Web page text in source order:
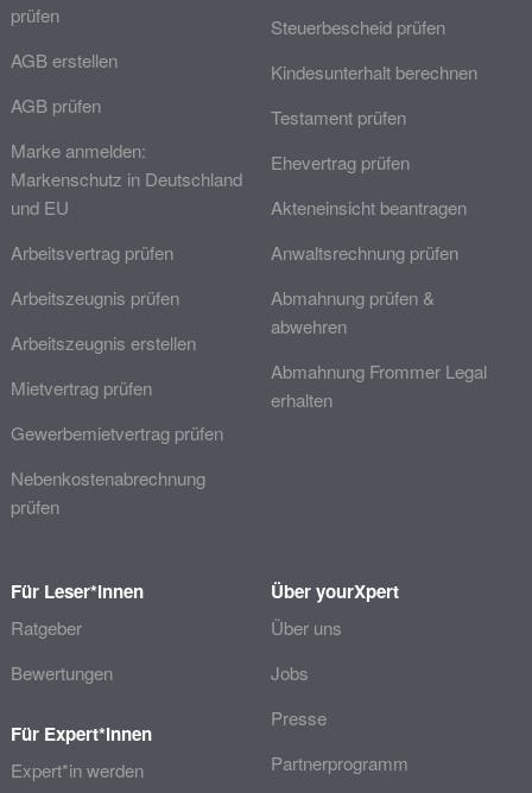
prüfen
AGB erstellen
AGB prüfen
Marke anmelden:
Markenschutz in Deutschland
und EU
Arbeitsvertrag prüfen
Arbeitszeugnis prüfen
Arbeitszeugnis erstellen
Mietvertrag prüfen
Gewerbemietvertrag prüfen
Nebenkostenabrechnung
prüfen
Steuerbescheid prüfen
Kindesunterhalt berechnen
Testament prüfen
Ehevertrag prüfen
Akteneinsicht beantragen
Anwaltsrechnung prüfen
Abmahnung prüfen &
abwehren
Abmahnung Frommer Legal
erhalten
Für Leser*innen
Ratgeber
Bewertungen
Für Expert*innen
Expert*in werden
Über yourXpert
Über uns
Jobs
Presse
Partnerprogramm